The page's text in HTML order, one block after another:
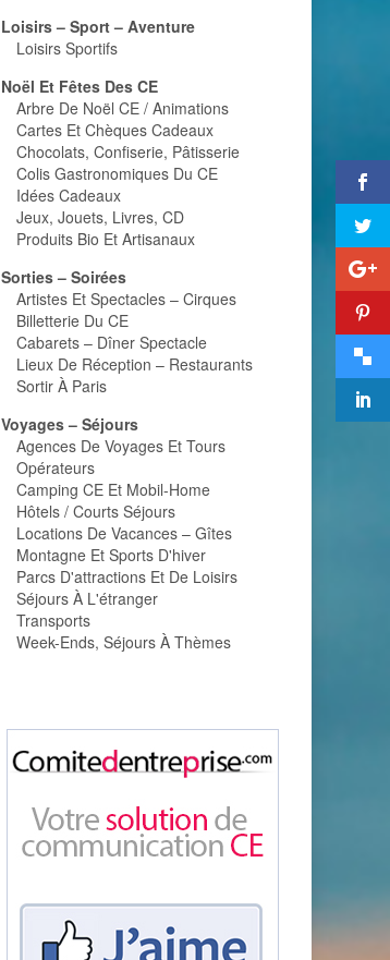
Loisirs – Sport – Aventure
Loisirs Sportifs
Noël Et Fêtes Des CE
Arbre De Noël CE / Animations
Cartes Et Chèques Cadeaux
Chocolats, Confiserie, Pâtisserie
Colis Gastronomiques Du CE
Idées Cadeaux
Jeux, Jouets, Livres, CD
Produits Bio Et Artisanaux
Sorties – Soirées
Artistes Et Spectacles – Cirques
Billetterie Du CE
Cabarets – Dîner Spectacle
Lieux De Réception – Restaurants
Sortir À Paris
Voyages – Séjours
Agences De Voyages Et Tours
Opérateurs
Camping CE Et Mobil-Home
Hôtels / Courts Séjours
Locations De Vacances – Gîtes
Montagne Et Sports D'hiver
Parcs D'attractions Et De Loisirs
Séjours À L'étranger
Transports
Week-Ends, Séjours À Thèmes